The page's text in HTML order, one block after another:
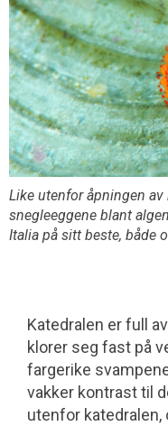
Like utenfor åpningen
snegleeggene blant
Italia på sitt beste, både
Katedralen er full
klorer seg fast på
fargerike
vakker kontrast til
utenfor katedralen,